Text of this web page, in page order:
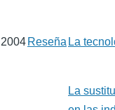
2004 Reseña La
La